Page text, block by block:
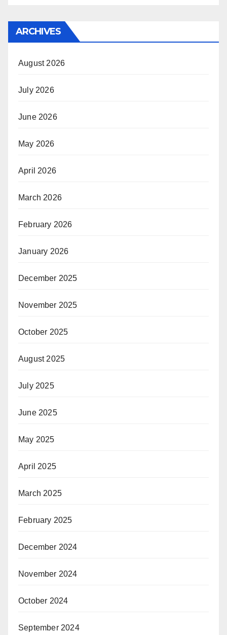
ARCHIVES
August 2026
July 2026
June 2026
May 2026
April 2026
March 2026
February 2026
January 2026
December 2025
November 2025
October 2025
August 2025
July 2025
June 2025
May 2025
April 2025
March 2025
February 2025
December 2024
November 2024
October 2024
September 2024